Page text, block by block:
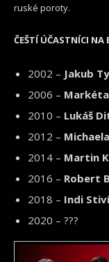
ruské poroty.
ČEŠTÍ ÚČASTNÍCI NA
2002 – Jakub
2006 –
2010 – Lukáš
2012 –
2014 – Martin
2016 – Robert
2018 – Indi
2020 – ???